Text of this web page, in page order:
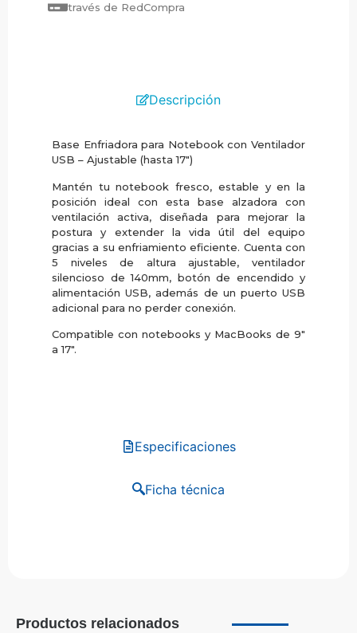
través de RedCompra
Descripción
Especificaciones
Ficha técnica
Base Enfriadora para Notebook con Ventilador
USB – Ajustable (hasta 17″)
Mantén tu notebook fresco, estable y en la
posición ideal con esta base alzadora con
ventilación activa, diseñada para mejorar la
postura y extender la vida útil del equipo
gracias a su enfriamiento eficiente. Cuenta con
5 niveles de altura ajustable, ventilador
silencioso de 140mm, botón de encendido y
alimentación USB, además de un puerto USB
adicional para no perder conexión.
Compatible con notebooks y MacBooks de 9″
a 17″.
Productos relacionados